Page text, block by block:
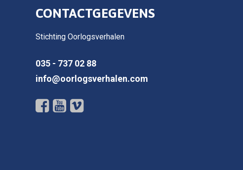
CONTACTGEGEVENS
Stichting Oorlogsverhalen
035 - 737 02 88
info@oorlogsverhalen.com